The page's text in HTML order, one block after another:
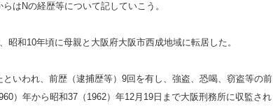
はNの経歴等について記していこう。
昭和10年頃に母親と大阪府大阪市西成地域に転居した。
いわれ、前歴（逮捕歴等）9回を有し、強盗、恐喝、窃盗等の前
）年から昭和37（1962）年12月19日まで大阪刑務所に収監され